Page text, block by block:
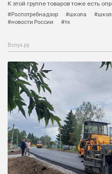
К этой группе товаров тоже есть
#Роспотребнадзор
#школа
#новости России
#тк
Вслух.ру